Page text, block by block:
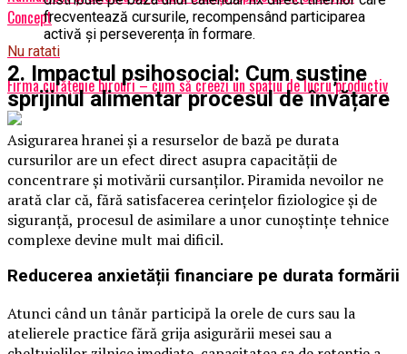
Concept
Nu ratati
Firma curăţenie birouri – cum să creezi un spațiu de lucru productiv
frecventează cursurile, recompensând participarea
activă și perseverența în formare.
2. Impactul psihosocial: Cum susține
sprijinul alimentar procesul de învățare
Asigurarea hranei și a resurselor de bază pe durata
cursurilor are un efect direct asupra capacității de
concentrare și motivării cursanților. Piramida nevoilor ne
arată clar că, fără satisfacerea cerințelor fiziologice și de
siguranță, procesul de asimilare a unor cunoștințe tehnice
complexe devine mult mai dificil.
Reducerea anxietății financiare pe durata formării
Atunci când un tânăr participă la orele de curs sau la
atelierele practice fără grija asigurării mesei sau a